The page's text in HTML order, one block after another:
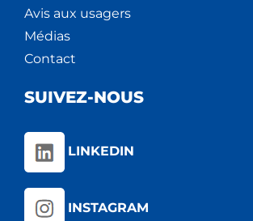
Avis aux usagers
Médias
Contact
SUIVEZ-NOUS
LINKEDIN
INSTAGRAM